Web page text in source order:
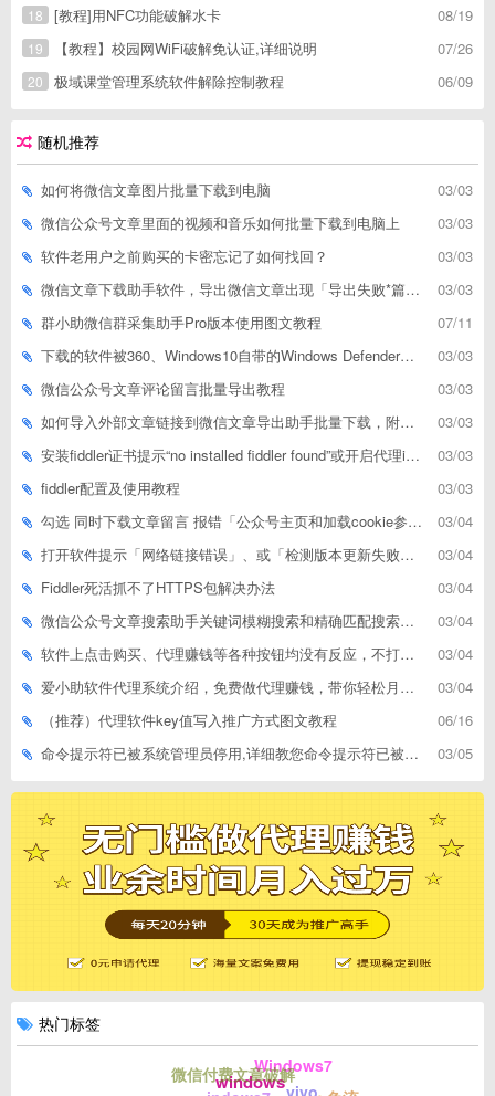
08/19
18
[教程]用NFC功能破解水卡
07/26
19
【教程】校园网WiFi破解免认证,详细说明
06/09
20 极域课堂管理系统软件解除控制教程
随机推荐
03/03
如何将微信文章图片批量下载到电脑
03/03
微信公众号文章里面的视频和音乐如何批量下载到电脑上
03/03
软件老用户之前购买的卡密忘记了如何找回？
03/03
微信文章下载助手软件，导出微信文章出现「导出失败*篇」如何解决
07/11
群小助微信群采集助手Pro版本使用图文教程
03/03
下载的软件被360、Windows10自带的Windows Defender、腾讯管家等杀毒软件误删了怎么解决
03/03
微信公众号文章评论留言批量导出教程
03/03
如何导入外部文章链接到微信文章导出助手批量下载，附上3种方式
03/03
安装fiddler证书提示“no installed fiddler found”或开启代理ip失败
03/03
fiddler配置及使用教程
03/04
勾选 同时下载文章留言 报错「公众号主页和加载cookie参数不能为空」
03/04
打开软件提示「网络链接错误」、或「检测版本更新失败」等网络问题解决方案
03/04
Fiddler死活抓不了HTTPS包解决办法
03/04
微信公众号文章搜索助手关键词模糊搜索和精确匹配搜索的区别
03/04
软件上点击购买、代理赚钱等各种按钮均没有反应，不打开相应网址怎么解决
03/04
爱小助软件代理系统介绍，免费做代理赚钱，带你轻松月收入过万
06/16
（推荐）代理软件key值写入推广方式图文教程
03/05
命令提示符已被系统管理员停用,详细教您命令提示符已被系统管理员停用怎么办
热门标签
windows
Windows7
微信付费文章破解